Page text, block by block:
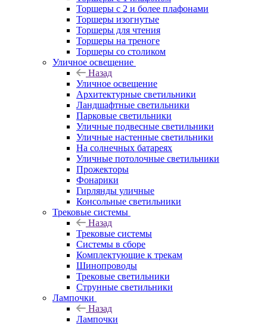
Торшеры с 2 и более плафонами
Торшеры изогнутые
Торшеры для чтения
Торшеры на треноге
Торшеры со столиком
Уличное освещение
Назад
Уличное освещение
Архитектурные светильники
Ландшафтные светильники
Парковые светильники
Уличные подвесные светильники
Уличные настенные светильники
На солнечных батареях
Уличные потолочные светильники
Прожекторы
Фонарики
Гирлянды уличные
Консольные светильники
Трековые системы
Назад
Трековые системы
Системы в сборе
Комплектующие к трекам
Шинопроводы
Трековые светильники
Струнные светильники
Лампочки
Назад
Лампочки